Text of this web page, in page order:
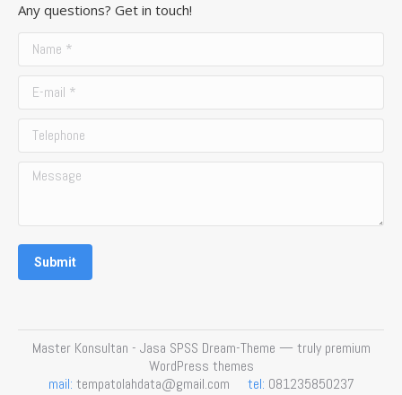
opens
in
new
window
opens
new
window
opens
new
opens
new
Any questions? Get in touch!
Name *
E-mail *
Telephone
Message
Submit
Master Konsultan - Jasa SPSS Dream-Theme — truly premium
WordPress themes
mail: tempatolahdata@gmail.com tel: 081235850237